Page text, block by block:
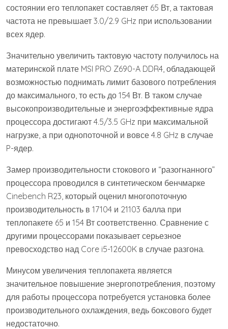
состоянии его теплопакет составляет 65 Вт, а тактовая
частота не превышает 3.0/2.9 GHz при использовании
всех ядер.
Значительно увеличить тактовую частоту получилось на
материнской плате MSI PRO Z690-A DDR4, обладающей
возможностью поднимать лимит базового потребления
до максимального, то есть до 154 Вт. В таком случае
высокопроизводительные и энергоэффективные ядра
процессора достигают 4.5/3.5 GHz при максимальной
нагрузке, а при однопоточной и вовсе 4.8 GHz в случае
P-ядер.
Замер производительности стокового и “разогнанного”
процессора проводился в синтетическом бенчмарке
Cinebench R23, который оценил многопоточную
производительность в 17104 и 21103 балла при
теплопакете 65 и 154 Вт соответственно. Сравнение с
другими процессорами показывает серьезное
превосходство над Core i5-12600K в случае разгона.
Минусом увеличения теплопакета является
значительное повышение энергопотребления, поэтому
для работы процессора потребуется установка более
производительного охлаждения, ведь боксового будет
недостаточно.